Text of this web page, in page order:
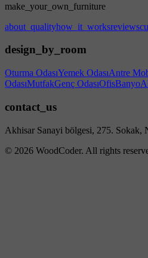
make_your_own_furniture
about_qualityhow_it_worksreviews
design_by_room
Oturma OdasıYemek OdasıAntre
OdasıMutfakGenç OdasıOfisBanyo
contact_us
Akhisar Sanayi bölgesi, 275. Sokak,
© 2026 WoodCoder. All rights